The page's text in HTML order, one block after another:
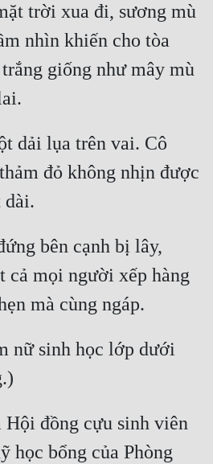
trời xua đi, sương mù
nhìn khiến cho tòa
giống như mây mù
dải lụa trên vai. Cô
đỏ không nhịn được
dài.
bên cạnh bị lây,
cả mọi người xếp hàng
mà cùng ngáp.
nữ sinh học lớp dưới
Hội đồng cựu sinh viên
học bổng của Phòng